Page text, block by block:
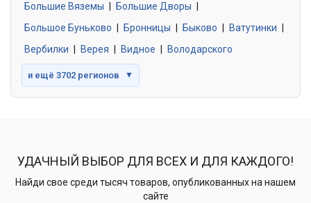
Большие Вяземы
Большие Дворы
Большое Буньково
Бронницы Быково Ватутинки
Вербилки
Верея Видное Володарского
и ещё 3702 регионов ▼
УДАЧНЫЙ ВЫБОР ДЛЯ ВСЕХ И ДЛЯ КАЖДОГО!
Найди свое среди тысяч товаров, опубликованных на нашем
сайте